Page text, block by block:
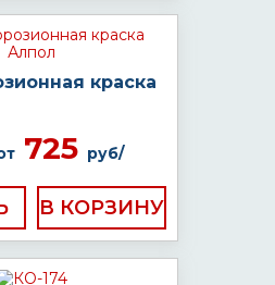
краска
725 руб/